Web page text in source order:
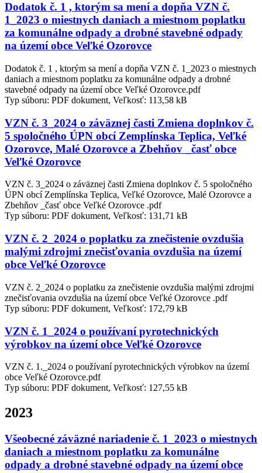
Dodatok č. 1 , ktorým sa mení a dopňa VZN č.
1_2023 o miestnych daniach a miestnom poplatku
za komunálne odpady a drobné stavebné odpady
na území obce Veľké Ozorovce
Dodatok č. 1 , ktorým sa mení a dopňa VZN č. 1_2023 o miestnych
daniach a miestnom poplatku za komunálne odpady a drobné
stavebné odpady na území obce Veľké Ozorovce.pdf
Typ súboru: PDF dokument, Veľkosť: 113,58 kB
VZN č. 3_2024 o záväznej časti Zmiena doplnkov č.
5 spoločného ÚPN obcí Zemplínska Teplica, Veľké
Ozorovce, Malé Ozorovce a Zbehňov _časť obce
Veľké Ozorovce
VZN č. 3_2024 o záväznej časti Zmiena doplnkov č. 5 spoločného
ÚPN obcí Zemplínska Teplica, Veľké Ozorovce, Malé Ozorovce a
Zbehňov _časť obce Veľké Ozorovce .pdf
Typ súboru: PDF dokument, Veľkosť: 131,71 kB
VZN č. 2_2024 o poplatku za znečistenie ovzdušia
malými zdrojmi znečisťovania ovzdušia na území
obce Veľké Ozorovce
VZN č. 2_2024 o poplatku za znečistenie ovzdušia malými zdrojmi
znečisťovania ovzdušia na území obce Veľké Ozorovce .pdf
Typ súboru: PDF dokument, Veľkosť: 172,79 kB
VZN č. 1_2024 o používaní pyrotechnických
výrobkov na území obce Veľké Ozorovce
VZN č. 1._2024 o používaní pyrotechnických výrobkov na území
obce Veľké Ozorovce.pdf
Typ súboru: PDF dokument, Veľkosť: 127,55 kB
2023
Všeobecné záväzné nariadenie č. 1_2023 o miestnych
daniach a miestnom poplatku za komunálne
odpady a drobné stavebné odpady na území obce